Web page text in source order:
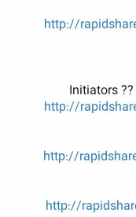
http://
http://
http://
http://